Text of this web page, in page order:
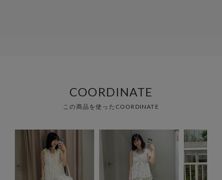
COORDINATE
この商品を使ったCOORDINATE